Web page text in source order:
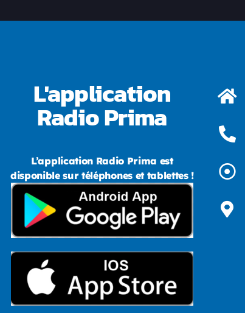
L'application
Radio Prima
L’application Radio Prima est
disponible sur téléphones et tablettes !